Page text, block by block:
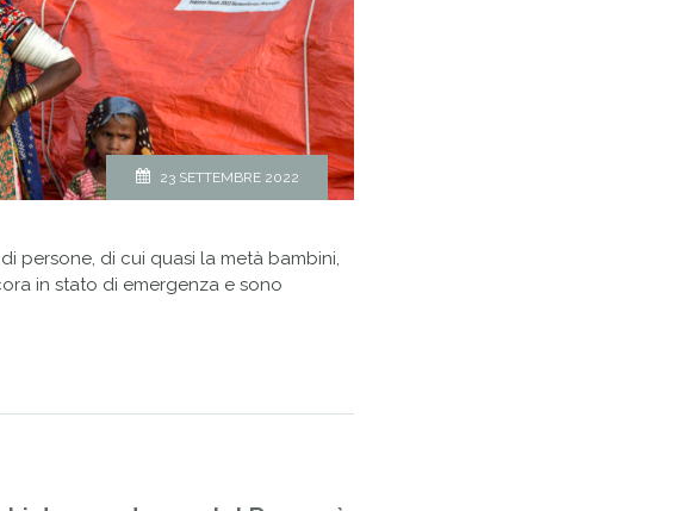
23 SETTEMBRE 2022
persone, di cui quasi la metà bambini,
in stato di emergenza e sono